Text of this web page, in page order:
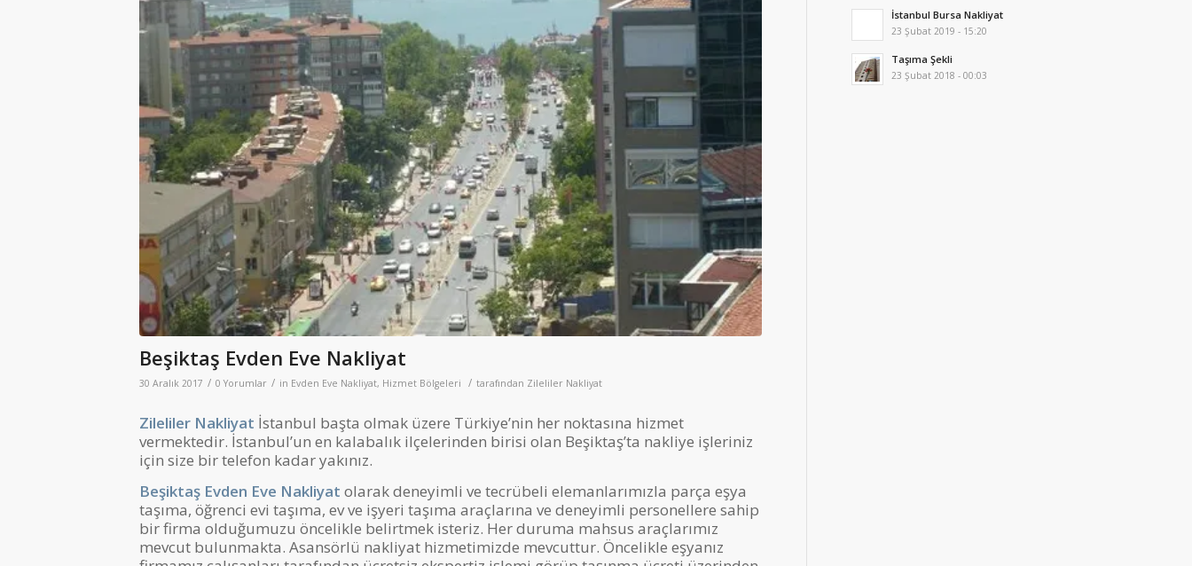
Beşiktaş Evden Eve Nakliyat
30 Aralık 2017 / 0 Yorumlar / in Evden Eve Nakliyat, Hizmet Bölgeleri / tarafından Zileliler Nakliyat
Zileliler Nakliyat İstanbul başta olmak üzere Türkiye’nin her noktasına hizmet
vermektedir. İstanbul’un en kalabalık ilçelerinden birisi olan Beşiktaş’ta nakliye işleriniz
için size bir telefon kadar yakınız.
Beşiktaş Evden Eve Nakliyat olarak deneyimli ve tecrübeli elemanlarımızla parça eşya
taşıma, öğrenci evi taşıma, ev ve işyeri taşıma araçlarına ve deneyimli personellere sahip
bir firma olduğumuzu öncelikle belirtmek isteriz. Her duruma mahsus araçlarımız
mevcut bulunmakta. Asansörlü nakliyat hizmetimizde mevcuttur. Öncelikle eşyanız
İstanbul Bursa Nakliyat
23 Şubat 2019 - 15:20
Taşıma Şekli
23 Şubat 2018 - 00:03